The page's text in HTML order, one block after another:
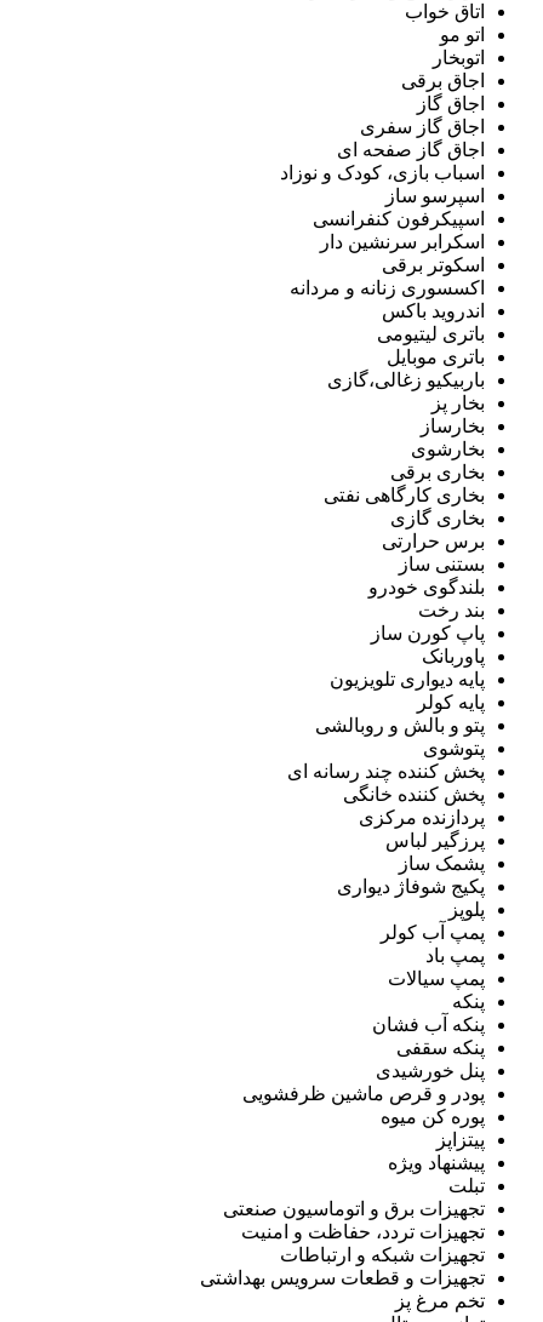
اتاق خواب
اتو مو
اتوبخار
اجاق برقی
اجاق گاز
اجاق گاز سفری
اجاق گاز صفحه ای
اسباب بازی، کودک و نوزاد
اسپرسو ساز
اسپیکرفون کنفرانسی
اسکرابر سرنشین دار
اسکوتر برقی
اکسسوری زنانه و مردانه
اندروید باکس
باتری لیتیومی
باتری موبایل
باربیکیو زغالی،گازی
بخار پز
بخارساز
بخارشوی
بخاری برقی
بخاری کارگاهی نفتی
بخاری گازی
برس حرارتی
بستنی ساز
بلندگوی خودرو
بند رخت
پاپ کورن ساز
پاوربانک
پایه دیواری تلویزیون
پایه کولر
پتو و بالش و روبالشی
پتوشوی
پخش کننده چند رسانه ای
پخش کننده خانگی
پردازنده مرکزی
پرزگیر لباس
پشمک ساز
پکیج شوفاژ دیواری
پلوپز
پمپ آب کولر
پمپ باد
پمپ سیالات
پنکه
پنکه آب فشان
پنکه سقفی
پنل خورشیدی
پودر و قرص ماشین ظرفشویی
پوره کن میوه
پیتزاپز
پیشنهاد ویژه
تبلت
تجهیزات برق و اتوماسیون صنعتی
تجهیزات تردد، حفاظت و امنیت
تجهیزات شبکه و ارتباطات
تجهیزات و قطعات سرویس بهداشتی
تخم مرغ پز